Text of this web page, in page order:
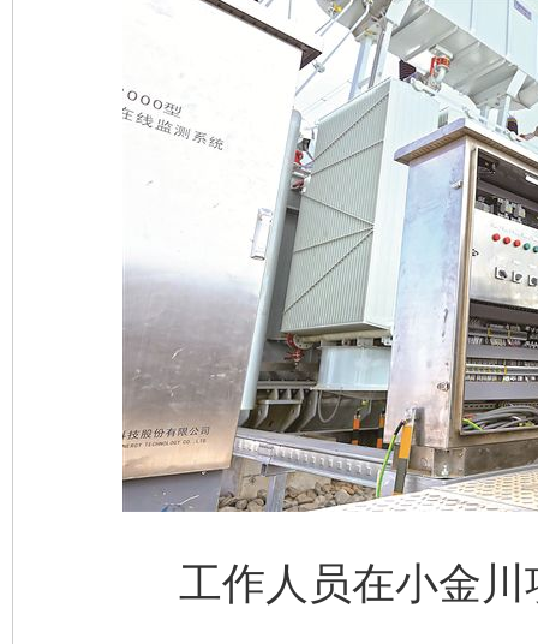
工作人员在小金